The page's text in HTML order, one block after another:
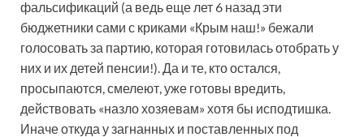
фальсификаций (а ведь еще лет 6 назад эти
бюджетники сами с криками «Крым наш!» бежали
голосовать за партию, которая готовилась отобрать у
них и их детей пенсии!). Да и те, кто остался,
просыпаются, смелеют, уже готовы вредить,
действовать «назло хозяевам» хотя бы исподтишка.
Иначе откуда у загнанных и поставленных под